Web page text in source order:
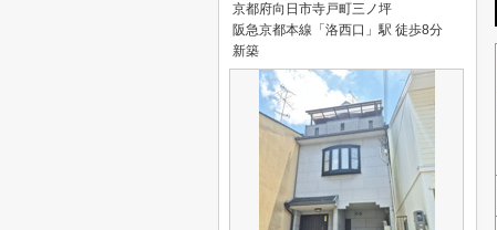
京都府向日市寺戸町三ノ坪
阪急京都本線「洛西口」駅 徒歩8分
新築